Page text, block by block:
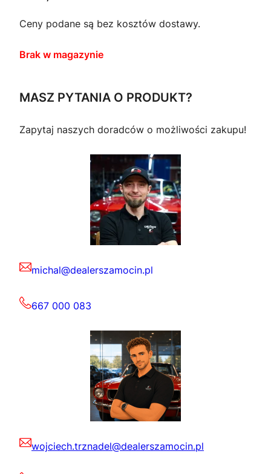
Ceny podane są bez kosztów dostawy.
Brak w magazynie
MASZ PYTANIA O PRODUKT?
Zapytaj naszych doradców o możliwości zakupu!
michal@dealerszamocin.pl
667 000 083
wojciech.trznadel@dealerszamocin.pl